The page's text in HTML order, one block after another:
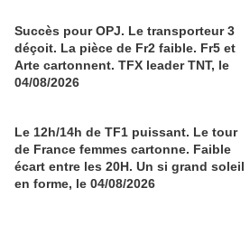
Succès pour OPJ. Le transporteur 3
déçoit. La pièce de Fr2 faible. Fr5 et
Arte cartonnent. TFX leader TNT, le
04/08/2026
Le 12h/14h de TF1 puissant. Le tour
de France femmes cartonne. Faible
écart entre les 20H. Un si grand soleil
en forme, le 04/08/2026